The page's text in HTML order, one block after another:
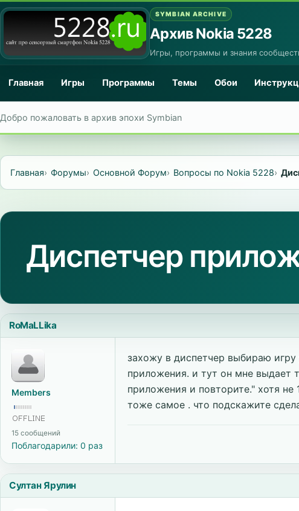
SYMBIAN ARCHIVE
Архив Nokia 5228
Игры, программы и знания
Главная Игры Программы Темы Обои
Добро пожаловать в архив эпохи Symbian
Главная Форумы Основной Форум Вопросы по Nokia 5228
Диспетчер
RoMaLLika
Members
15 сообщений
Поблагодарили: 0 раз
захожу в диспетчер выбираю
приложения. и тут он мне выдает
приложения и повторите." хотя
тоже самое . что подскажите
Султан Ярулин